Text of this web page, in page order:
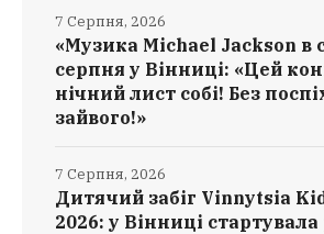
«Музика Michael Jackson в
серпня у Вінниці: «Цей
нічний лист собі! Без
зайвого!»
7 Серпня, 2026
Дитячий забіг Vinnytsia
2026: у Вінниці стартувала
7 Серпня, 2026